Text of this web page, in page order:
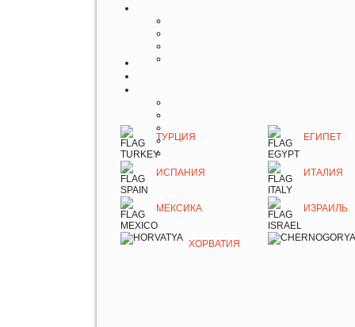
ТУРЦИЯ ЕГИПЕТ
ИСПАНИЯ ИТАЛИЯ
МЕКСИКА ИЗРАИЛЬ
ХОРВАТИЯ